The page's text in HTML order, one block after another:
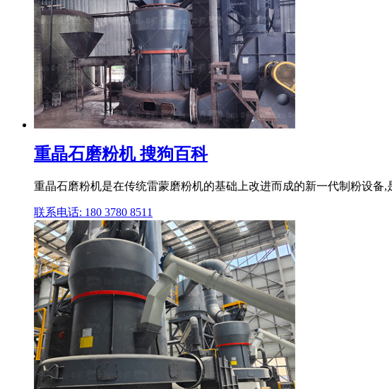
重晶石磨粉机 搜狗百科
重晶石磨粉机是在传统雷蒙磨粉机的基础上改进而成的新一代制粉设
联系电话: 180 3780 8511